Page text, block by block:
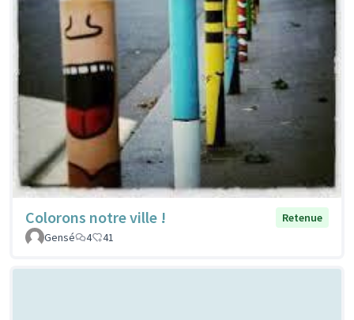
Colorons notre ville !
Retenue
Gensé
4 41